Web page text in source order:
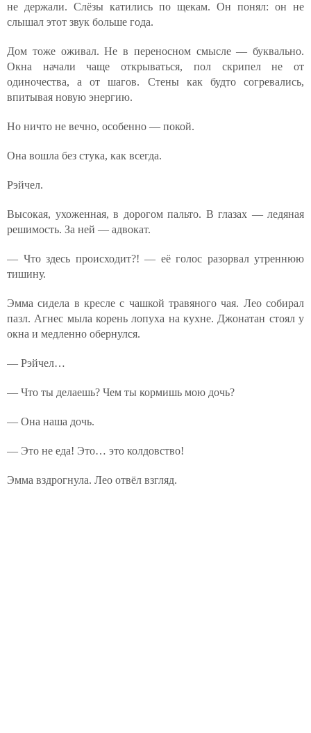
не держали. Слёзы катились по щекам. Он понял: он не
слышал этот звук больше года.
Дом тоже оживал. Не в переносном смысле — буквально.
Окна начали чаще открываться, пол скрипел не от
одиночества, а от шагов. Стены как будто согревались,
впитывая новую энергию.
Но ничто не вечно, особенно — покой.
Она вошла без стука, как всегда.
Рэйчел.
Высокая, ухоженная, в дорогом пальто. В глазах — ледяная
решимость. За ней — адвокат.
— Что здесь происходит?! — её голос разорвал утреннюю
тишину.
Эмма сидела в кресле с чашкой травяного чая. Лео собирал
пазл. Агнес мыла корень лопуха на кухне. Джонатан стоял у
окна и медленно обернулся.
— Рэйчел…
— Что ты делаешь? Чем ты кормишь мою дочь?
— Она наша дочь.
— Это не еда! Это… это колдовство!
Эмма вздрогнула. Лео отвёл взгляд.